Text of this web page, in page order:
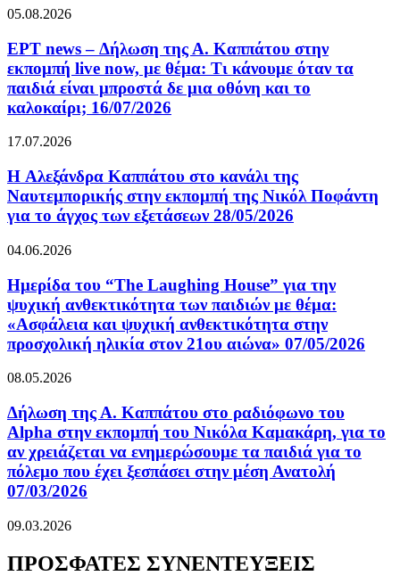
05.08.2026
ΕΡΤ news – Δήλωση της Α. Καππάτου στην
εκπομπή live now, με θέμα: Τι κάνουμε όταν τα
παιδιά είναι μπροστά δε μια οθόνη και το
καλοκαίρι; 16/07/2026
17.07.2026
H Αλεξάνδρα Καππάτου στο κανάλι της
Ναυτεμπορικής στην εκπομπή της Νικόλ Ποφάντη
για το άγχος των εξετάσεων 28/05/2026
04.06.2026
Ημερίδα του “The Laughing House” για την
ψυχική ανθεκτικότητα των παιδιών με θέμα:
«Ασφάλεια και ψυχική ανθεκτικότητα στην
προσχολική ηλικία στον 21ου αιώνα» 07/05/2026
08.05.2026
Δήλωση της Α. Καππάτου στο ραδιόφωνο του
Alpha στην εκπομπή του Νικόλα Καμακάρη, για το
αν χρειάζεται να ενημερώσουμε τα παιδιά για το
πόλεμο που έχει ξεσπάσει στην μέση Ανατολή
07/03/2026
09.03.2026
ΠΡΟΣΦΑΤΕΣ ΣΥΝΕΝΤΕΥΞΕΙΣ